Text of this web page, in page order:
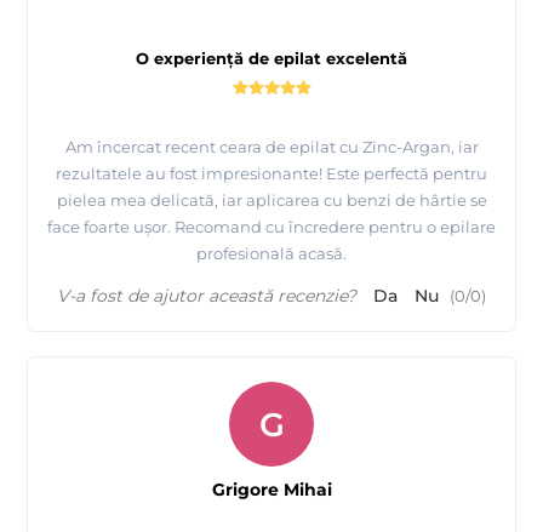
O experiență de epilat excelentă
Am încercat recent ceara de epilat cu Zinc-Argan, iar
rezultatele au fost impresionante! Este perfectă pentru
pielea mea delicată, iar aplicarea cu benzi de hârtie se
face foarte ușor. Recomand cu încredere pentru o epilare
profesională acasă.
V-a fost de ajutor această recenzie? Da Nu (0/0)
G
Grigore Mihai